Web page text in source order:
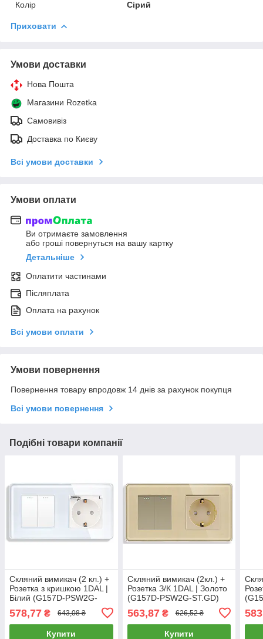
Колір Сірий
Приховати
Умови доставки
Нова Пошта
Магазини Rozetka
Самовивіз
Доставка по Києву
Всі умови доставки
Умови оплати
Ви отримаєте замовлення
або гроші повернуться на вашу картку
Детальніше
Оплатити частинами
Післяплата
Оплата на рахунок
Всі умови оплати
Умови повернення
Повернення товару впродовж 14 днів за рахунок покупця
Всі умови повернення
Подібні товари компанії
Скляний вимикач (2 кл.) +
Розетка з кришкою 1DAL |
Білий (G157D-PSW2G-
578,77 ₴ 643,08 ₴
Купити
Скляний вимикач (2кл.) +
Розетка З/К 1DAL | Золото
(G157D-PSW2G-ST.GD)
563,87₴ 626,52 ₴
Купити